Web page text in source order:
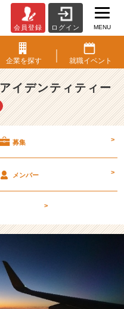
会員登録 ログイン MENU
企業を探す 就職イベント
イデンティティー
募集 >
メンバー >
>